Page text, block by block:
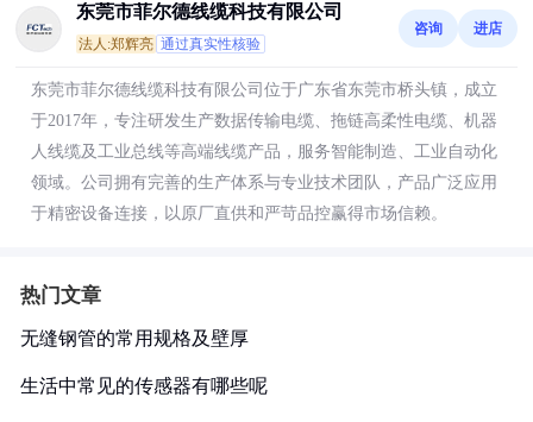
东莞市菲尔德线缆科技有限公司
法人:郑辉亮 通过真实性核验
咨询 进店
东莞市菲尔德线缆科技有限公司位于广东省东莞市桥头镇，成立
于2017年，专注研发生产数据传输电缆、拖链高柔性电缆、机器
人线缆及工业总线等高端线缆产品，服务智能制造、工业自动化
领域。公司拥有完善的生产体系与专业技术团队，产品广泛应用
于精密设备连接，以原厂直供和严苛品控赢得市场信赖。
热门文章
无缝钢管的常用规格及壁厚
生活中常见的传感器有哪些呢